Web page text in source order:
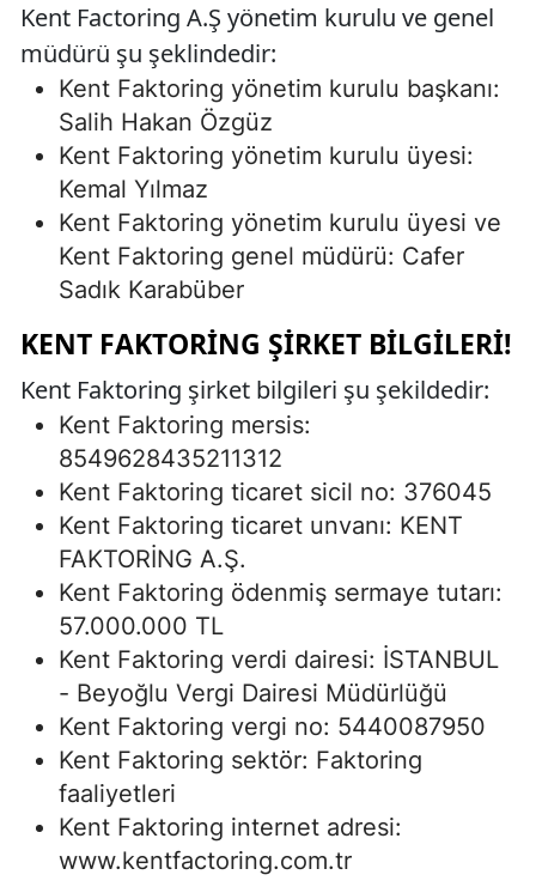
Kent Factoring A.Ş yönetim kurulu ve genel
müdürü şu şeklindedir:
Kent Faktoring yönetim kurulu başkanı:
Salih Hakan Özgüz
Kent Faktoring yönetim kurulu üyesi:
Kemal Yılmaz
Kent Faktoring yönetim kurulu üyesi ve
Kent Faktoring genel müdürü: Cafer
Sadık Karabüber
KENT FAKTORING ŞIRKET BILGILERI!
Kent Faktoring şirket bilgileri şu şekildedir:
Kent Faktoring mersis:
8549628435211312
Kent Faktoring ticaret sicil no: 376045
Kent Faktoring ticaret unvanı: KENT
FAKTORİNG A.Ş.
Kent Faktoring ödenmiş sermaye tutarı:
57.000.000 TL
Kent Faktoring verdi dairesi: İSTANBUL
- Beyoğlu Vergi Dairesi Müdürlüğü
Kent Faktoring vergi no: 5440087950
Kent Faktoring sektör: Faktoring
faaliyetleri
Kent Faktoring internet adresi:
www.kentfactoring.com.tr